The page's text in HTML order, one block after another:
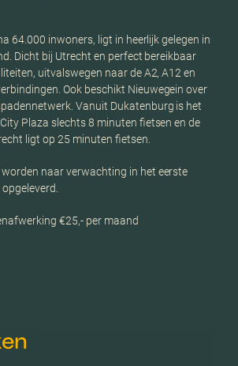
64.000 inwoners, ligt in heerlijk gelegen in
Dicht bij Utrecht en perfect bereikbaar
uitvalswegen naar de A2, A12 en
Ook beschikt Nieuwegein over
Vanuit Dukatenburg is het
Plaza slechts 8 minuten fietsen en de
ligt op 25 minuten fietsen.
naar verwachting in het eerste
€25,- per maand